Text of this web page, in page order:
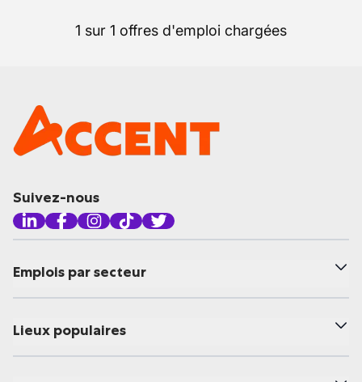
1 sur 1 offres d'emploi chargées
Suivez-nous
Emplois par secteur
Lieux populaires